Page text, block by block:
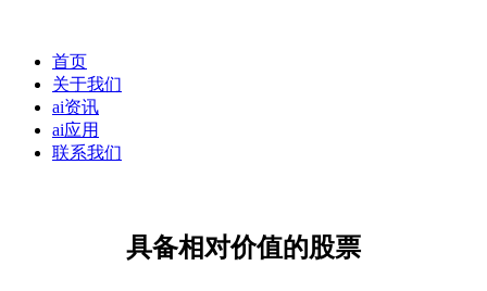
首页
关于我们
ai资讯
ai应用
联系我们
具备相对价值的股票